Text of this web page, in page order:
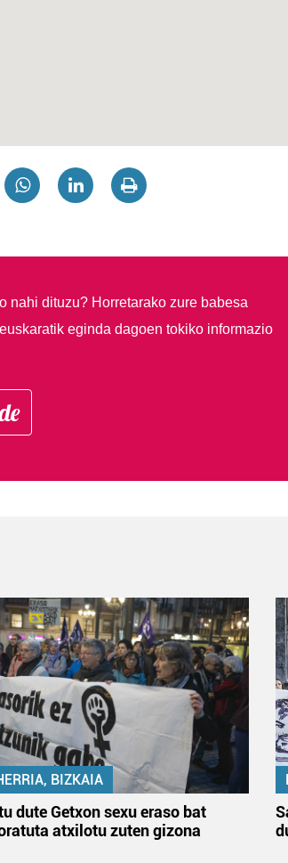
nahi dituzu? Horretarako zure babesa
eginda dagoen tokiko informazio
BIZKAIA
dute Getxon sexu eraso bat
atxilotu zuten gizona